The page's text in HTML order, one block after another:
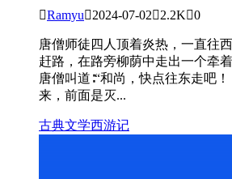
Ramyu2024-07-022.2K0
唐僧师徒四人顶着炎热，一直往
赶路，在路旁柳荫中走出一个牵
唐僧叫道∶“和尚，快点往东走吧
来，前面是灭...
古典文学西游记